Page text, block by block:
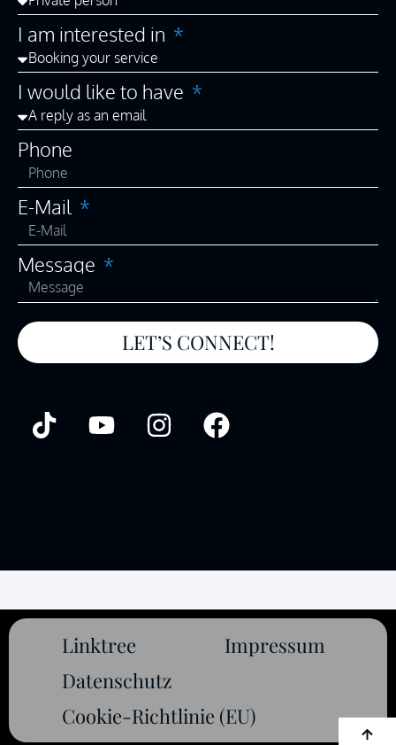
I am interested in
I would like to have
Phone
E-Mail
Message
LET’S CONNECT!
Linktree
Impressum
Datenschutz
Cookie-Richtlinie (EU)